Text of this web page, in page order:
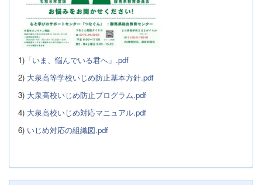
1) 「いま、悩んでいる君へ」.pdf
2) 大泉高等学校いじめ防止基本方針.pdf
3) 大泉高校いじめ防止プログラム.pdf
4) 大泉高校いじめ対応マニュアル.pdf
6) いじめ対応の組織図.pdf